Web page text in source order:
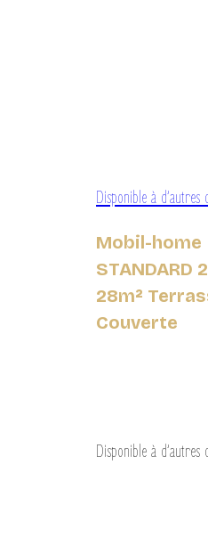
Disponible à d’autres
Mobil-home
STANDARD
28m²
Couverte
Disponible à d’autres